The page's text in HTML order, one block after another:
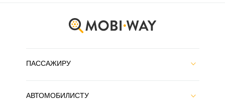
ПАССАЖИРУ
АВТОМОБИЛИСТУ